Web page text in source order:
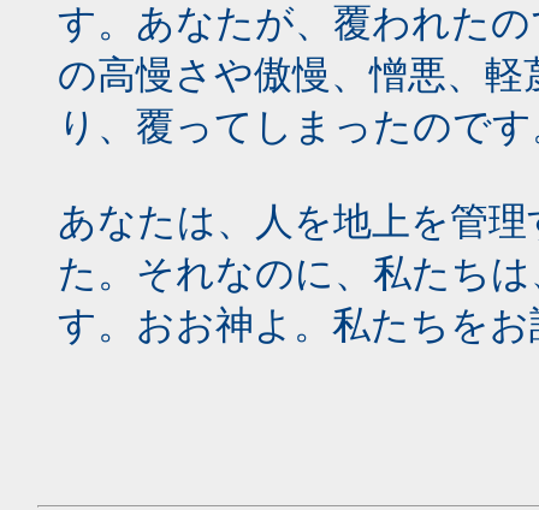
す。あなたが、覆われた
の高慢さや傲慢、憎悪、
り、覆ってしまったので
あなたは、人を地上を管
た。それなのに、私たち
す。おお神よ。私たちを